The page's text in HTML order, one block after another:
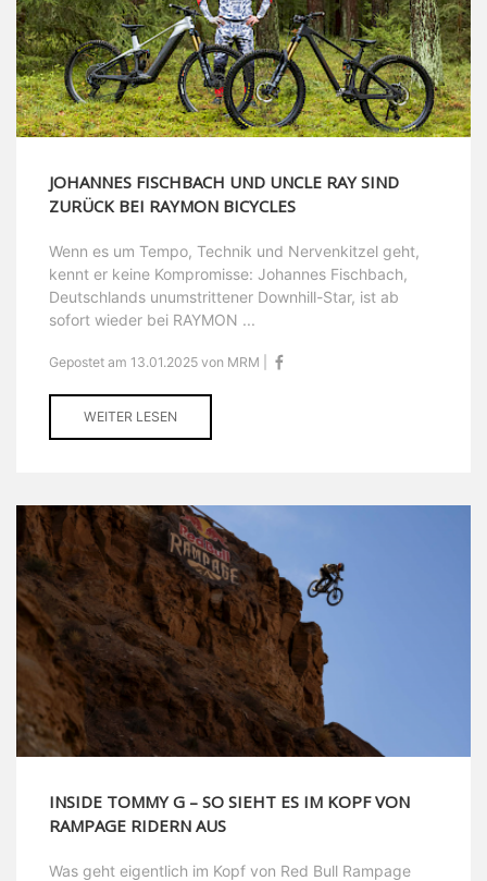
JOHANNES FISCHBACH UND UNCLE RAY SIND
ZURÜCK BEI RAYMON BICYCLES
Wenn es um Tempo, Technik und Nervenkitzel geht,
kennt er keine Kompromisse: Johannes Fischbach,
Deutschlands unumstrittener Downhill-Star, ist ab
sofort wieder bei RAYMON ...
Gepostet am 13.01.2025 von MRM |
WEITER LESEN
INSIDE TOMMY G – SO SIEHT ES IM KOPF VON
RAMPAGE RIDERN AUS
Was geht eigentlich im Kopf von Red Bull Rampage